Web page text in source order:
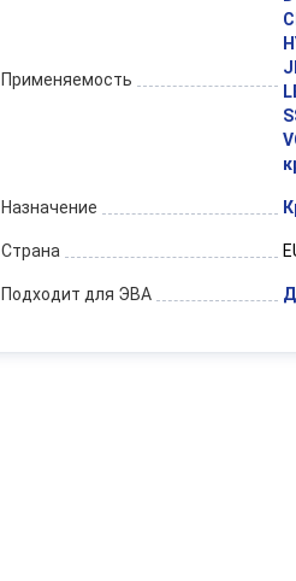
Применяемость
Назначение
Страна
Подходит для ЭВА